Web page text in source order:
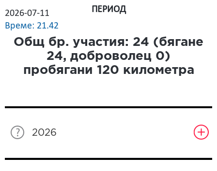
2026-07-11
Време: 21.42
ПЕРИОД
Общ бр. участия: 24 (бягане
24, доброволец 0)
пробягани 120 километра
2026